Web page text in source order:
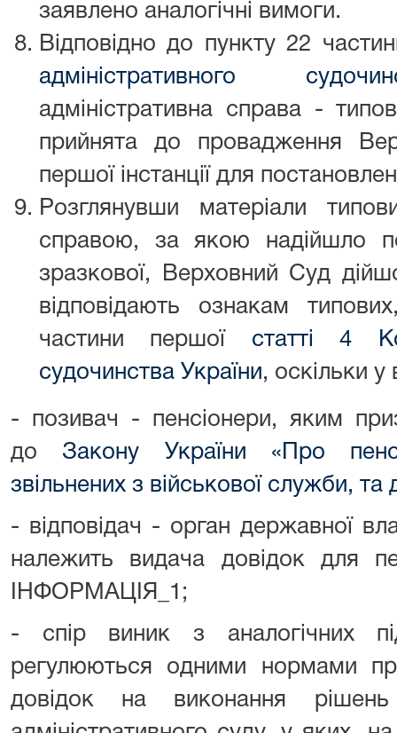
заявлено аналогічні вимоги.
Відповідно до пункту 22
адміністративного
адміністративна справа -
прийнята до провадження
першої інстанції для
Розглянувши матеріали
справою, за якою надійшло
зразкової, Верховний Суд
відповідають ознакам
частини першої статті 4
судочинства України, оскільки у
- позивач - пенсіонери, яким
до Закону України «Про
звільнених з військової служби, та
- відповідач - орган державної
належить видача довідок для
ІНФОРМАЦІЯ_1;
- спір виник з аналогічних
регулюються одними нормами
довідок на виконання рішень